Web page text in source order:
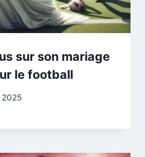
sur son mariage
le football
2025